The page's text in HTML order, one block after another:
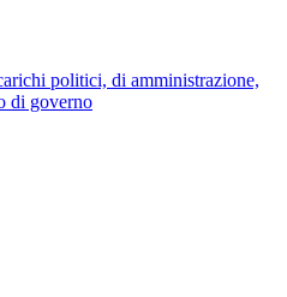
politici, di amministrazione,
di governo